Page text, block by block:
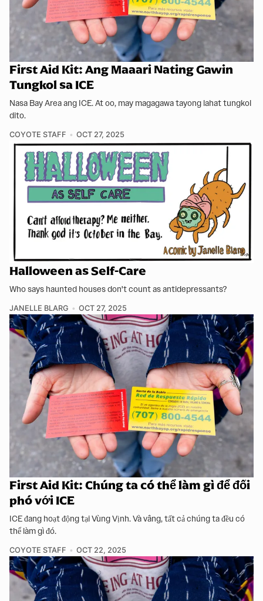
First Aid Kit: Ang Maaari Nating Gawin
Tungkol sa ICE
Nasa Bay Area ang ICE. At oo, may magagawa tayong lahat tungkol
dito.
COYOTE STAFF OCT 27, 2025
Halloween as Self-Care
Who says haunted houses don't count as antidepressants?
JANELLE BLARG OCT 27, 2025
First Aid Kit: Chúng ta có thể làm gì để đối
phó với ICE
ICE đang hoạt động tại Vùng Vịnh. Và vâng, tất cả chúng ta đều có
thể làm gì đó.
COYOTE STAFF OCT 22, 2025